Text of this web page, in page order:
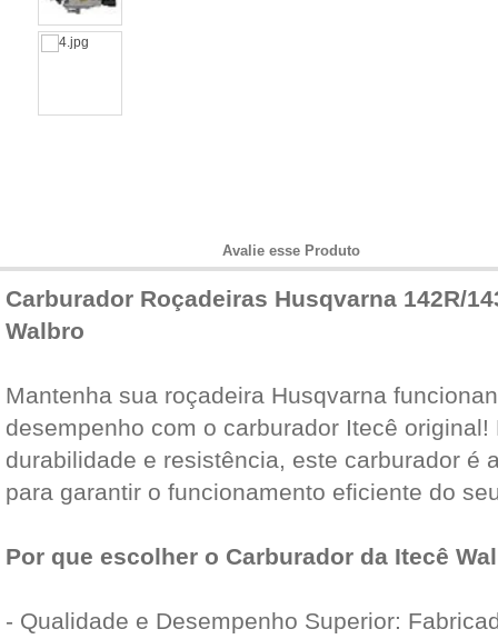
Avalie esse Produto
Carburador Roçadeiras Husqvarna 142R/
Walbro
Mantenha sua roçadeira Husqvarna
desempenho com o carburador Itecê
durabilidade e resistência, este carburador é
para garantir o funcionamento eficiente do
Por que escolher o Carburador da Itecê
- Qualidade e Desempenho Superior: